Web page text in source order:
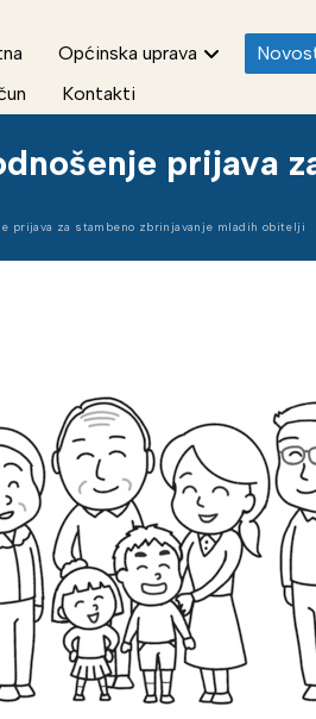
Općinska uprava
Kontakti
prijava
prijava za stambeno zbrinjavanje mladih obitelji